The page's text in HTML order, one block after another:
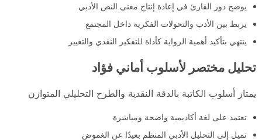
يوضح دور القارئ في إعادة إنتاج معنى النص الأدبي
يربط بين الأدب والتحولات الفكرية داخل المجتمع
ينتهي بتأكيد أهمية الرواية كأداة للتفكير النقدي والتغيير
تحليل مختصر لأسلوب أماني فؤاد
يمتاز أسلوب الكاتبة بالدقة النقدية والطرح التحليلي المتوازن
تعتمد على لغة أكاديمية واضحة ومباشرة
تميل إلى التحليل الأدبي المنظم بعيدًا عن الغموض